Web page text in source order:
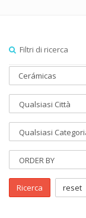
Filtri di ricerca
Ricerca reset